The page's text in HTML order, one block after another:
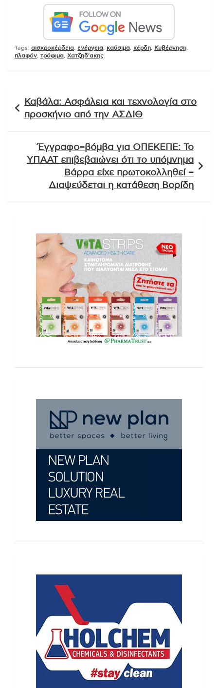
Tags: αισχροκέρδεια ενέργεια καύσιμα κέρδη Κυβέρνηση
πλαφόν τρόφιμα Χατζηδ'ακης
άρθρων
Καβάλα: Ασφάλεια και τεχνολογία στο
προσκήνιο από την ΑΣΔΙΘ
Έγγραφο–βόμβα για ΟΠΕΚΕΠΕ: Το
ΥΠΑΑΤ επιβεβαιώνει ότι το υπόμνημα
Βάρρα είχε πρωτοκολληθεί –
Διαψεύδεται η κατάθεση Βορίδη